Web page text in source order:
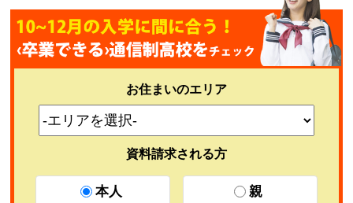
お住まいのエリア
資料請求される方
本人 親